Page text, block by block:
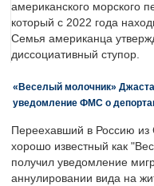
американского морского
который с 2022 года
Семья американца
диссоциативный ступор.
«Веселый молочник»
уведомление ФМС о
Переехавший в Россию
хорошо известный как
получил уведомление
аннулировании вида на